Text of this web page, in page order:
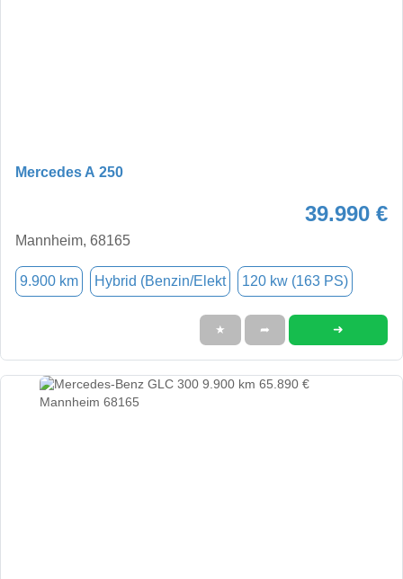
Mercedes A 250
39.990 €
Mannheim, 68165
9.900 km Hybrid (Benzin/Elekt 120 kw (163 PS)
★ ➦ ➜